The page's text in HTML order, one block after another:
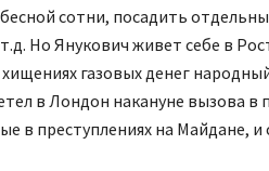
сотни, посадить
Но Янукович живет себе в
газовых денег
в Лондон накануне вызова
в преступлениях на Майдане, и